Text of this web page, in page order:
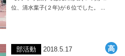
位、清水葉子(２年)が６位でした。 ...
部活動 2018.5.17